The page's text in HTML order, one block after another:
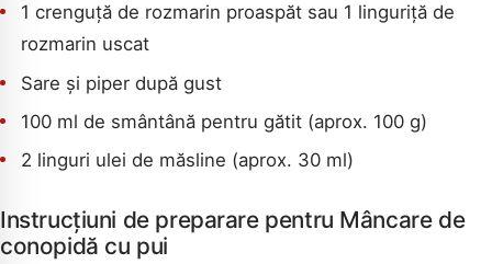
1 crenguță de rozmarin proaspăt sau 1 linguriță de
rozmarin uscat
Sare și piper după gust
100 ml de smântână pentru gătit (aprox. 100 g)
2 linguri ulei de măsline (aprox. 30 ml)
Instrucțiuni de preparare pentru Mâncare de
conopidă cu pui